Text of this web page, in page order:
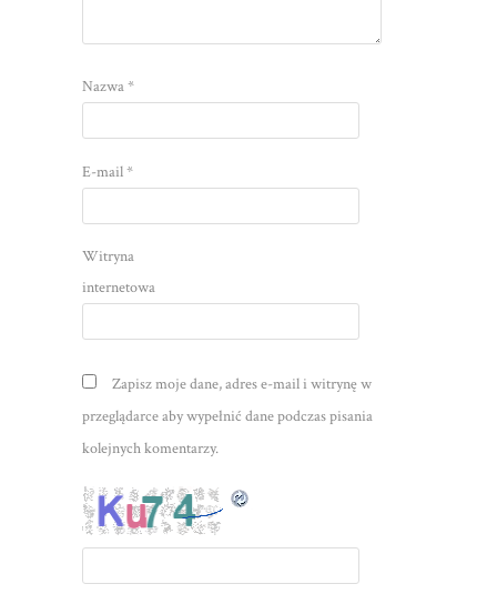
Nazwa*
E-mail*
Witryna
internetowa
Zapisz moje dane, adres e-mail i witrynę w
przeglądarce aby wypełnić dane podczas pisania
kolejnych komentarzy.